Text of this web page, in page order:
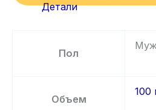
Детали
Пол
Объем
100